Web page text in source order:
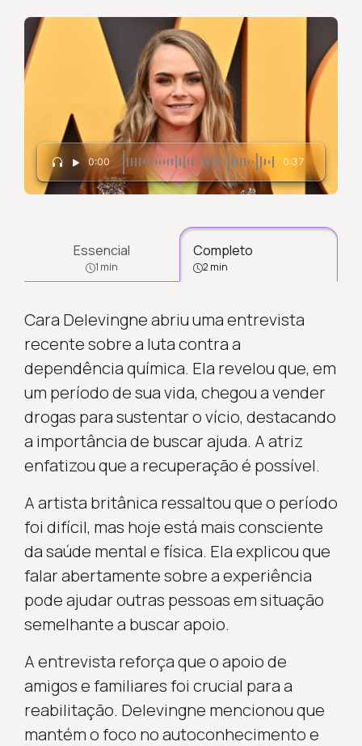
0:00 0:37
Essencial
1 min
Completo
2 min
Cara Delevingne abriu uma entrevista
recente sobre a luta contra a
dependência química. Ela revelou que, em
um período de sua vida, chegou a vender
drogas para sustentar o vício, destacando
a importância de buscar ajuda. A atriz
enfatizou que a recuperação é possível.
A artista britânica ressaltou que o período
foi difícil, mas hoje está mais consciente
da saúde mental e física. Ela explicou que
falar abertamente sobre a experiência
pode ajudar outras pessoas em situação
semelhante a buscar apoio.
A entrevista reforça que o apoio de
amigos e familiares foi crucial para a
reabilitação. Delevingne mencionou que
mantém o foco no autoconhecimento e